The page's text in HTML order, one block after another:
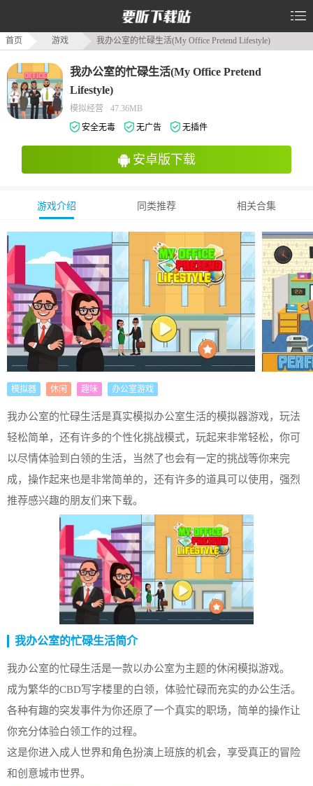
首页 游戏 我办公室的忙碌生活(My Office Pretend Lifestyle)
我办公室的忙碌生活(My Office Pretend
Lifestyle)
模拟经营
47.36MB
安全无毒
无广告 无插件
安卓版下载
游戏介绍 同类推荐 相关合集
模拟器 休闲 趣味 办公室游戏
我办公室的忙碌生活是真实模拟办公室生活的模拟器游戏，玩法
轻松简单，还有许多的个性化挑战模式，玩起来非常轻松，你可
以尽情体验到白领的生活，当然了也会有一定的挑战等你来完
成，操作起来也是非常简单的，还有许多的道具可以使用，强烈
推荐感兴趣的朋友们来下载。
我办公室的忙碌生活简介
我办公室的忙碌生活是一款以办公室为主题的休闲模拟游戏。
成为繁华的CBD写字楼里的白领，体验忙碌而充实的办公生活。
各种有趣的突发事件为你还原了一个真实的职场，简单的操作让
你充分体验白领工作的过程。
这是你进入成人世界和角色扮演上班族的机会，享受真正的冒险
和创意城市世界。